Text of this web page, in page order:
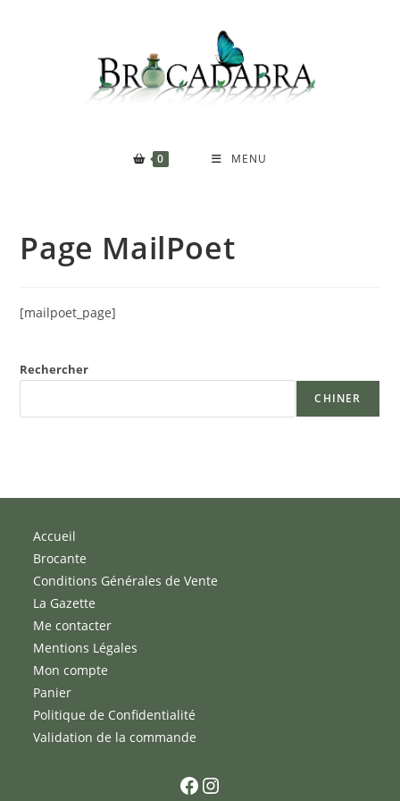
0 MENU
Page MailPoet
[mailpoet_page]
Rechercher
CHINER
Accueil
Brocante
Conditions Générales de Vente
La Gazette
Me contacter
Mentions Légales
Mon compte
Panier
Politique de Confidentialité
Validation de la commande
FacebookInstagram